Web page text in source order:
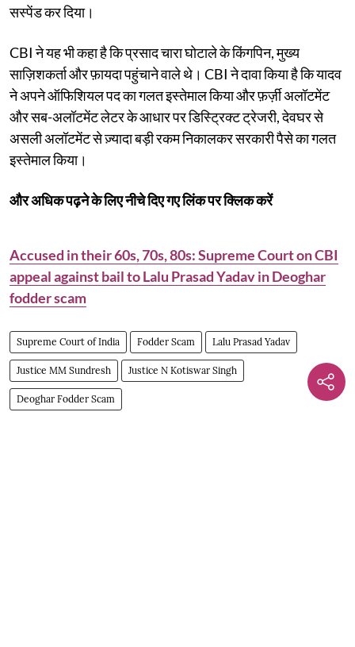
सस्पेंड कर दिया।
CBI ने यह भी कहा है कि प्रसाद चारा घोटाले के किंगपिन, मुख्य
साज़िशकर्ता और फ़ायदा पहुंचाने वाले थे। CBI ने दावा किया है कि यादव
ने अपने ऑफिशियल पद का गलत इस्तेमाल किया और फ़र्ज़ी अलॉटमेंट
और सब-अलॉटमेंट लेटर के आधार पर डिस्ट्रिक्ट ट्रेजरी, देवघर से
असली अलॉटमेंट से ज़्यादा बड़ी रकम निकालकर सरकारी पैसे का गलत
इस्तेमाल किया।
और अधिक पढ़ने के लिए नीचे दिए गए लिंक पर क्लिक करें
Accused in their 60s, 70s, 80s: Supreme Court on CBI
appeal against bail to Lalu Prasad Yadav in Deoghar
fodder scam
Supreme Court of India Fodder Scam Lalu Prasad Yadav
Justice MM Sundresh Justice N Kotiswar Singh
Deoghar Fodder Scam